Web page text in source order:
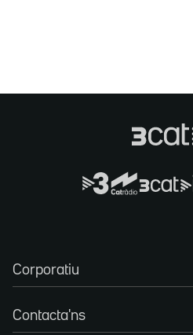
Corporatiu
Contacta'ns